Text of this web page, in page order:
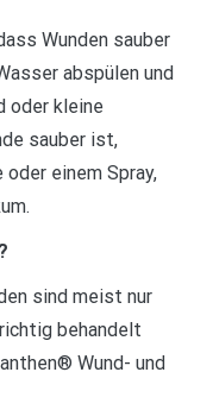
Wunden sauber
abspülen und
oder kleine
sauber ist,
einem Spray,
sind meist nur
behandelt
Wund- und